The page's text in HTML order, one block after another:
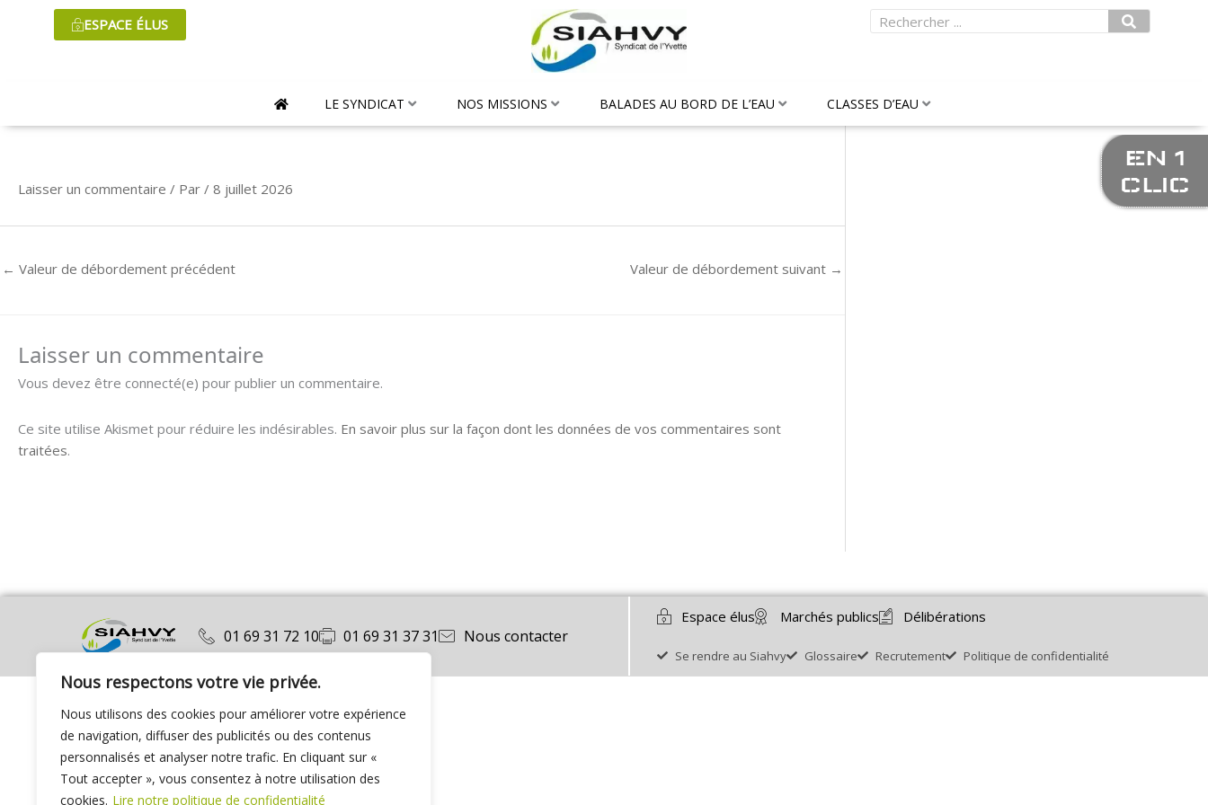
Nous respectons votre vie privée.
Nous utilisons des cookies pour améliorer votre expérience
de navigation, diffuser des publicités ou des contenus
personnalisés et analyser notre trafic. En cliquant sur «
Tout accepter », vous consentez à notre utilisation des
cookies. Lire notre politique de confidentialité
ESPACE ÉLUS Rechercher
LE SYNDICAT NOS MISSIONS BALADES AU BORD DE L’EAU CLASSES D’EAU
Laisser un commentaire / Par / 8 juillet 2026
← Valeur de débordement précédent Valeur de débordement suivant →
Laisser un commentaire
Vous devez être connecté(e) pour publier un commentaire.
Ce site utilise Akismet pour réduire les indésirables. En savoir plus sur la façon dont les données de vos commentaires sont
traitées.
01 69 31 72 10 01 69 31 37 31 Nous contacter
Espace élus Marchés publics Délibérations
Se rendre au Siahvy Glossaire Recrutement Politique de confidentialité
EN 1
CLIC